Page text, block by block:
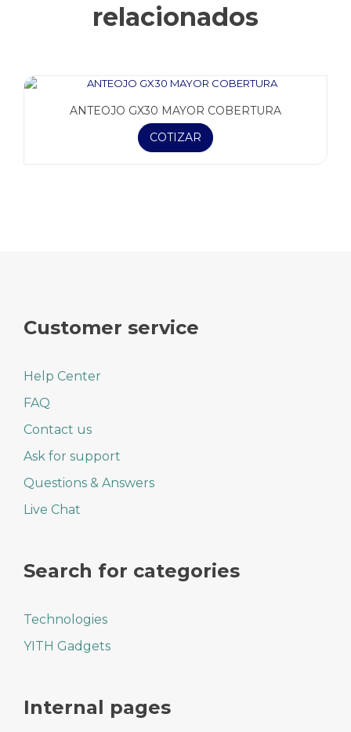
relacionados
ANTEOJO GX30 MAYOR COBERTURA
COTIZAR
Customer service
Help Center
FAQ
Contact us
Ask for support
Questions & Answers
Live Chat
Search for categories
Technologies
YITH Gadgets
Internal pages